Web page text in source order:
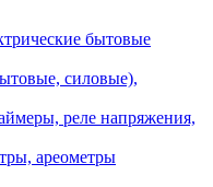
бытовые
силовые),
реле напряжения,
ареометры